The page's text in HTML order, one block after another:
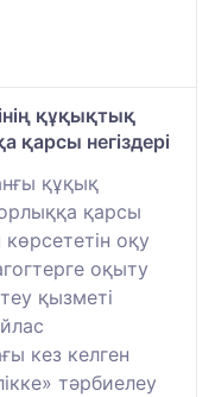
құқықтық
негіздері
құқық
қарсы
оқу
оқыту
қызметі
кез келген
тәрбиелеу